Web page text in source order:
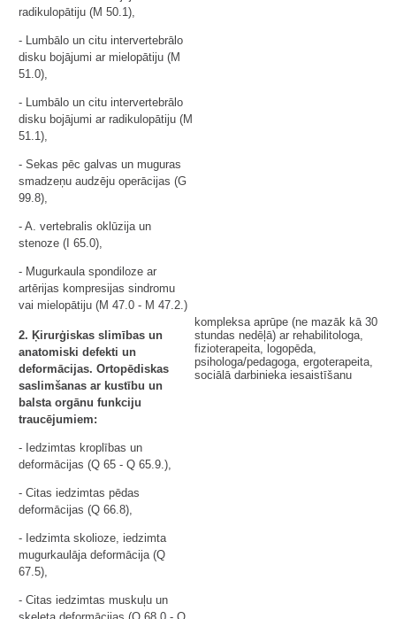
radikulopātiju (M 50.1),
- Lumbālo un citu intervertebrālo
disku bojājumi ar mielopātiju (M
51.0),
- Lumbālo un citu intervertebrālo
disku bojājumi ar radikulopātiju (M
51.1),
- Sekas pēc galvas un muguras
smadzeņu audzēju operācijas (G
99.8),
- A. vertebralis oklūzija un
stenoze (I 65.0),
- Mugurkaula spondiloze ar
artērijas kompresijas sindromu
vai mielopātiju (M 47.0 - M 47.2.)
2. Ķirurģiskas slimības un
anatomiski defekti un
deformācijas. Ortopēdiskas
saslimšanas ar kustību un
balsta orgānu funkciju
traucējumiem:
- Iedzimtas kroplības un
deformācijas (Q 65 - Q 65.9.),
- Citas iedzimtas pēdas
deformācijas (Q 66.8),
- Iedzimta skolioze, iedzimta
mugurkaulāja deformācija (Q
67.5),
- Citas iedzimtas muskuļu un
kompleksa aprūpe (ne mazāk kā 30
stundas nedēļā) ar rehabilitologa,
fizioterapeita, logopēda,
psihologa/pedagoga, ergoterapeita,
sociālā darbinieka iesaistīšanu